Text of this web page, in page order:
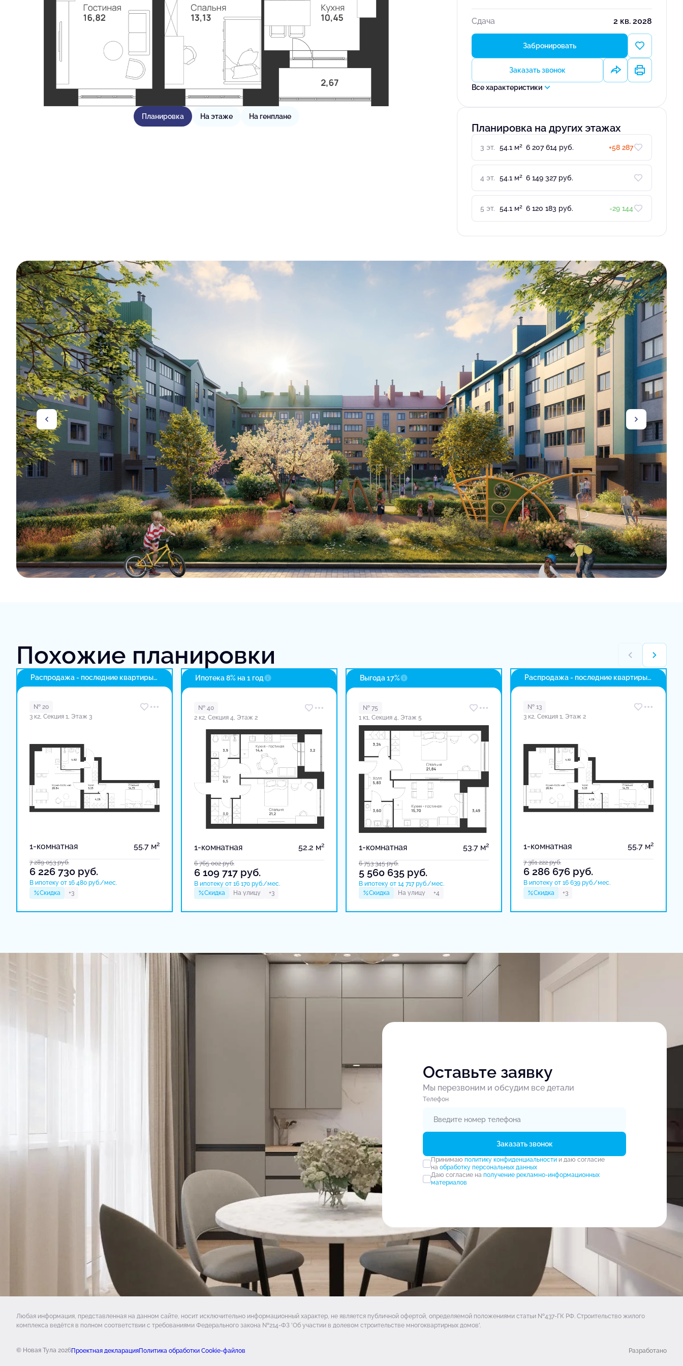
Планировка На этаже На генплане
Сдача 2 кв. 2028
Забронировать
Заказать звонок
Все характеристики
Планировка на других этажах
3 эт. 54.1 м2 6 207 614 руб. +58 287
4 эт. 54.1 м2 6 149 327 руб.
5 эт. 54.1 м2 6 120 183 руб. -29 144
Похожие планировки
Распродажа - последние квартиры
№ 20
3 к2, Секция 1, Этаж 3
1-комнатная 55.7 м2
7 289 053руб.
6 226 730 руб.
В ипотеку от 16 480 руб./мес.
Скидка
+3
Ипотека 8% на 1 год
№ 40
2 к2, Секция 4, Этаж 2
1-комнатная 52.2 м2
6 765 002руб.
6 109 717 руб.
В ипотеку от 16 170 руб./мес.
Скидка
На улицу +3
Выгода 17%
№ 75
1 к1, Секция 4, Этаж 5
1-комнатная 53.7 м2
6 753 345руб.
5 560 635 руб.
В ипотеку от 14 717 руб./мес.
Скидка
На улицу +4
Распродажа - последние квартиры
№ 13
3 к2, Секция 1, Этаж 2
1-комнатная 55.7 м2
7 361 222руб.
6 286 676 руб.
В ипотеку от 16 639 руб./мес.
Скидка
+3
Оставьте заявку
Мы перезвоним и обсудим все детали
Tелефон
Заказать звонок
Принимаю политику конфиденциальностии даю согласие
на обработку персональных данных
Даю согласие на получение рекламно-информационных
материалов
Любая информация, представленная на данном сайте, носит исключительно информационный характер, не является публичной офертой, определяемой положениями статьи №437-ГК РФ. Строительство жилого
комплекса ведётся в полном соответствии с требованиями Федерального закона №214-ФЗ 'Об участии в долевом строительстве многоквартирных домов'.
© Новая Тула 2026Проектная декларацияПолитика обработки Cookie-файлов Разработано